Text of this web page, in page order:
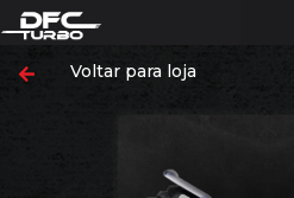
Voltar para loja